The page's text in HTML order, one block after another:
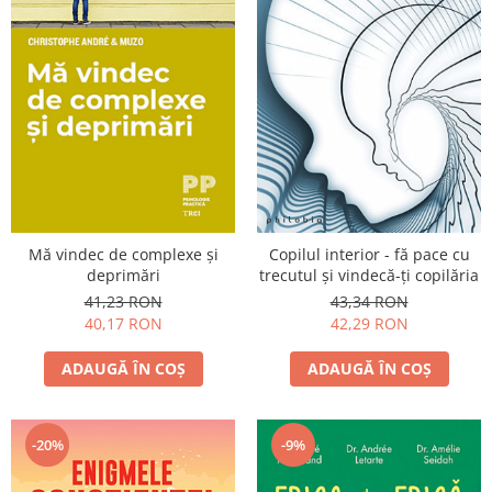
Oracol
Spiritualitate şi ştiinţă
Fără categorie
Cunoaștere
Mă vindec de complexe şi
deprimări
41,23 RON
40,17 RON
ADAUGĂ ÎN COȘ
Copilul interior - fă pace cu
trecutul şi vindecă-ţi copilăria
43,34 RON
42,29 RON
ADAUGĂ ÎN COȘ
-20% -9%